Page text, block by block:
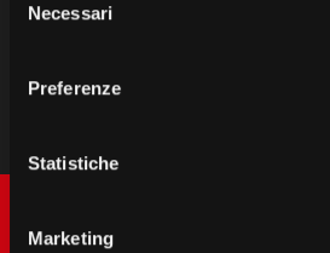
delNecessari
Preferenze
Statistiche
Marketing